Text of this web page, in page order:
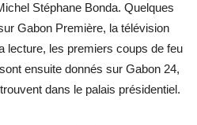
Stéphane Bonda. Quelques
Gabon Première, la télévision
lecture, les premiers coups de feu
ensuite donnés sur Gabon 24,
dans le palais présidentiel.